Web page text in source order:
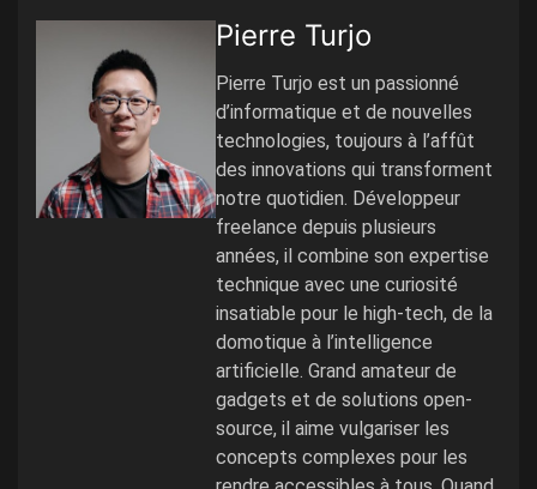
Pierre Turjo
Pierre Turjo est un passionné
d’informatique et de nouvelles
technologies, toujours à l’affût
des innovations qui transforment
notre quotidien. Développeur
freelance depuis plusieurs
années, il combine son expertise
technique avec une curiosité
insatiable pour le high-tech, de la
domotique à l’intelligence
artificielle. Grand amateur de
gadgets et de solutions open-
source, il aime vulgariser les
concepts complexes pour les